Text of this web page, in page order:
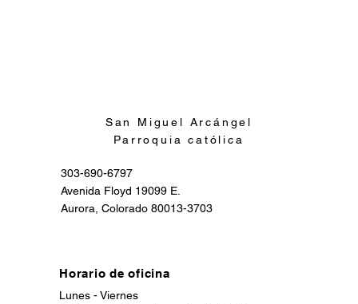
303-690-6797
Avenida Floyd 19099 E.
Aurora, Colorado 80013-3703
San Miguel Arcángel
Parroquia católica
Horario de oficina
Lunes - Viernes